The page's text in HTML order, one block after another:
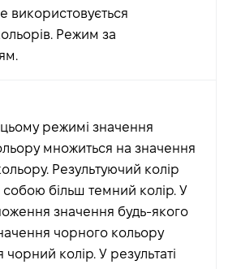
використовується
Режим за
режимі значення
множиться на значення
Результуючий колір
собою більш темний колір. У
значення будь-якого
чорного кольору
чорний колір. У результаті